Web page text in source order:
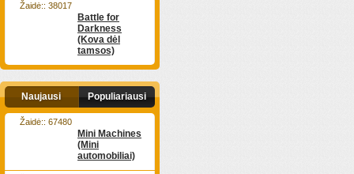
Battle for
Darkness
(Kova dėl
tamsos)
Žaidė:: 38017
Naujausi Populiariausi
Mini Machines
(Mini
automobiliai)
Žaidė:: 67480